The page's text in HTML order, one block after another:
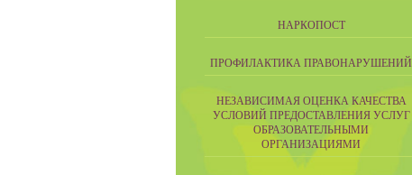
НАРКОПОСТ
ПРОФИЛАКТИКА ПРАВОНАРУШЕНИЙ
НЕЗАВИСИМАЯ ОЦЕНКА КАЧЕСТВА
УСЛОВИЙ ПРЕДОСТАВЛЕНИЯ УСЛУГ
ОБРАЗОВАТЕЛЬНЫМИ
ОРГАНИЗАЦИЯМИ